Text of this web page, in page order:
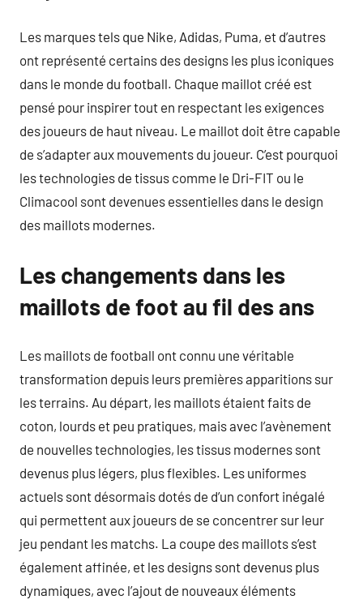
Les marques tels que Nike, Adidas, Puma, et d’autres
ont représenté certains des designs les plus iconiques
dans le monde du football. Chaque maillot créé est
pensé pour inspirer tout en respectant les exigences
des joueurs de haut niveau. Le maillot doit être capable
de s’adapter aux mouvements du joueur. C’est pourquoi
les technologies de tissus comme le Dri-FIT ou le
Climacool sont devenues essentielles dans le design
des maillots modernes.
Les changements dans les
maillots de foot au fil des ans
Les maillots de football ont connu une véritable
transformation depuis leurs premières apparitions sur
les terrains. Au départ, les maillots étaient faits de
coton, lourds et peu pratiques, mais avec l’avènement
de nouvelles technologies, les tissus modernes sont
devenus plus légers, plus flexibles. Les uniformes
actuels sont désormais dotés de d’un confort inégalé
qui permettent aux joueurs de se concentrer sur leur
jeu pendant les matchs. La coupe des maillots s’est
également affinée, et les designs sont devenus plus
dynamiques, avec l’ajout de nouveaux éléments